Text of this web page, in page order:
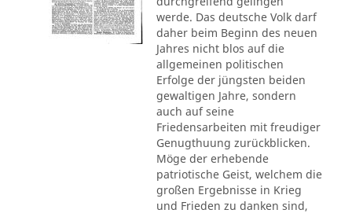
werde. Das deutsche Volk darf
daher beim Beginn des neuen
Jahres nicht blos auf die
allgemeinen politischen
Erfolge der jüngsten beiden
gewaltigen Jahre, sondern
auch auf seine
Friedensarbeiten mit freudiger
Genugthuung zurückblicken.
Möge der erhebende
patriotische Geist, welchem die
großen Ergebnisse in Krieg
und Frieden zu danken sind,